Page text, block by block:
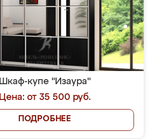
Шкаф-купе "Изаура"
Цена: от 35 500 руб.
ПОДРОБНЕЕ